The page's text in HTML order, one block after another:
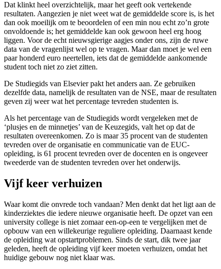
Dat klinkt heel overzichtelijk, maar het geeft ook vertekende
resultaten. Aangezien je niet weet wat de gemiddelde score is, is het
dan ook moeilijk om te beoordelen of een min nou echt zo’n grote
onvoldoende is; het gemiddelde kan ook gewoon heel erg hoog
liggen. Voor de echt nieuwsgierige aagjes onder ons, zijn de ruwe
data van de vragenlijst wel op te vragen. Maar dan moet je wel een
paar honderd euro neertellen, iets dat de gemiddelde aankomende
student toch niet zo ziet zitten.
De Studiegids van Elsevier pakt het anders aan. Ze gebruiken
dezelfde data, namelijk de resultaten van de NSE, maar de resultaten
geven zij weer wat het percentage tevreden studenten is.
Als het percentage van de Studiegids wordt vergeleken met de
‘plusjes en de minnetjes’ van de Keuzegids, valt het op dat de
resultaten overeenkomen. Zo is maar 35 procent van de studenten
tevreden over de organisatie en communicatie van de EUC-
opleiding, is 61 procent tevreden over de docenten en is ongeveer
tweederde van de studenten tevreden over het onderwijs.
Vijf keer verhuizen
Waar komt die onvrede toch vandaan? Men denkt dat het ligt aan de
kinderziektes die iedere nieuwe organisatie heeft. De opzet van een
university college is niet zomaar een-op-een te vergelijken met de
opbouw van een willekeurige reguliere opleiding. Daarnaast kende
de opleiding wat opstartproblemen. Sinds de start, dik twee jaar
geleden, heeft de opleiding vijf keer moeten verhuizen, omdat het
huidige gebouw nog niet klaar was.